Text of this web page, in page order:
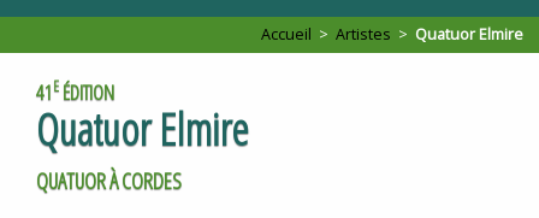
Accueil >Artistes > Quatuor Elmire
41E ÉDITION
Quatuor Elmire
QUATUOR À CORDES